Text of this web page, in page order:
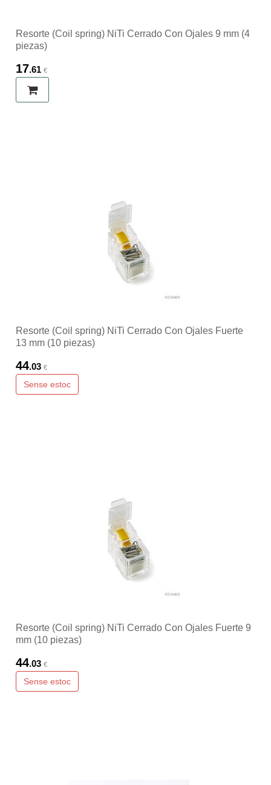
Resorte (Coil spring) NiTi Cerrado Con Ojales 9 mm (4
piezas)
17.61 €
Resorte (Coil spring) NiTi Cerrado Con Ojales Fuerte
13 mm (10 piezas)
44.03 €
Sense estoc
Resorte (Coil spring) NiTi Cerrado Con Ojales Fuerte 9
mm (10 piezas)
44.03 €
Sense estoc